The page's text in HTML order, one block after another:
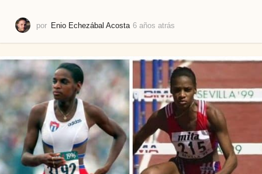
por Enio Echezábal Acosta 6 años atrás
o
s
a
t